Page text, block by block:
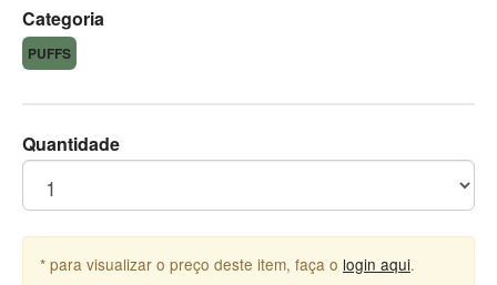
Categoria
PUFFS
Quantidade
* para visualizar o preço deste item, faça o login aqui.